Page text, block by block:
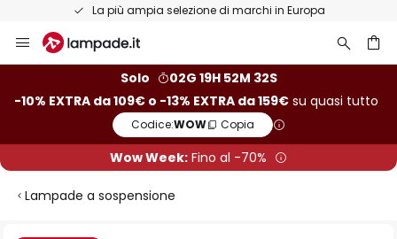
La più ampia selezione di marchi in Europa
Salta
al
Solo
02G 19H 52M 32S
-10% EXTRA da 109€ o -13% EXTRA da 159€ su quasi tutto
Codice:WOW Copia
Wow Week: Fino al -70%
Lampade a sospensione
Vai